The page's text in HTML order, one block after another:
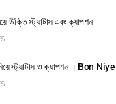
উক্তি স্ট্যাটাস এবং ক্যাপশন
স্ট্যাটাস ও ক্যাপশন । Bon